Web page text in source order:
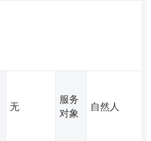
无
服务
对象
自然人